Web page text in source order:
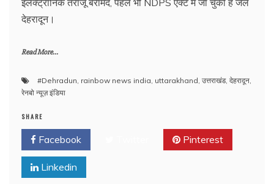
इलेक्ट्रॉनिक तराजू बरामद, पहले भी NDPS एक्ट में जा चुकी है जेल
देहरादून।
Read More...
#Dehradun, rainbow news india, uttarakhand, उत्तराखंड, देहरादून,
रेनबो न्यूज़ इंडिया
SHARE
Facebook Pinterest
Linkedin